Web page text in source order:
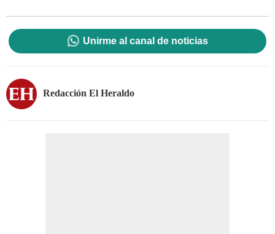
Unirme al canal de noticias
Redacción El Heraldo